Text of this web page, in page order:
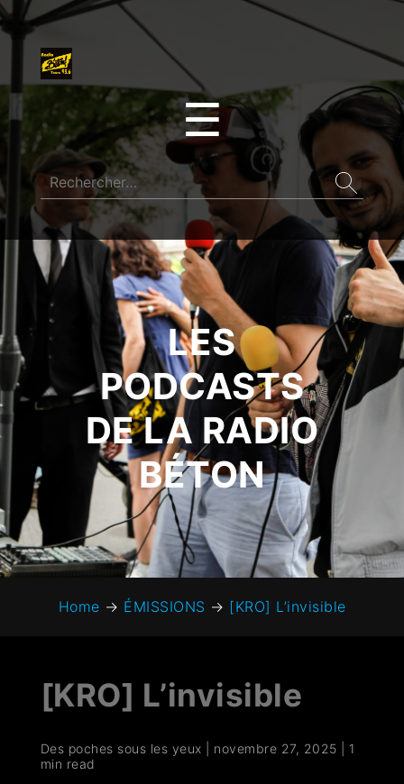
☰
LES
PODCASTS
DE LA RADIO
BÉTON
Home → ÉMISSIONS → [KRO] L’invisible
[KRO] L’invisible
Des poches sous les yeux novembre 27, 2025
1
min read